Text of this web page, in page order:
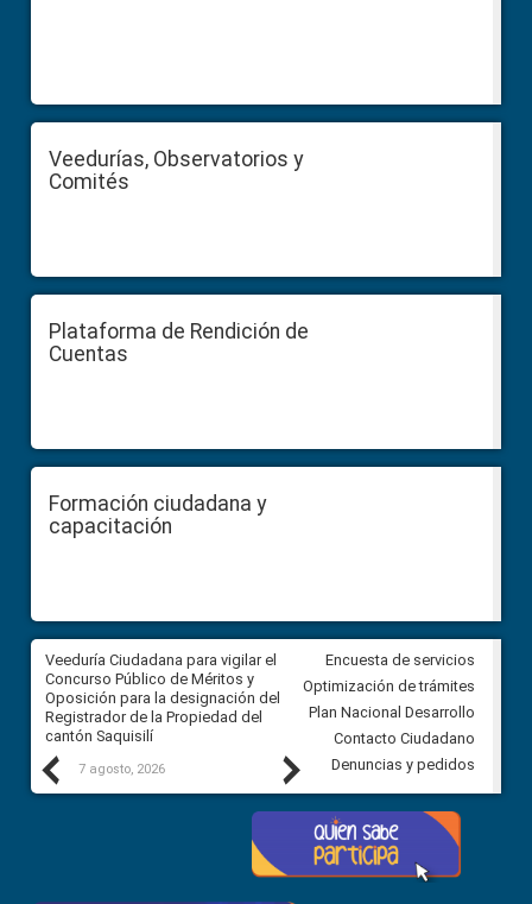
Veedurías, Observatorios y
Comités
Plataforma de Rendición de
Cuentas
Formación ciudadana y
capacitación
Previous
Veeduría Ciudadana para vigilar el
Concurso Público de Méritos y
Oposición para la designación del
Registrador de la Propiedad del
cantón Saquisilí
7 agosto, 2026
Veeduría Ciudadana para
construcción del asfaltado de
Ballenita del cantón Santa
7 agosto, 2026
Next
Encuesta de servicios
Optimización de trámites
Plan Nacional Desarrollo
Contacto Ciudadano
Denuncias y pedidos